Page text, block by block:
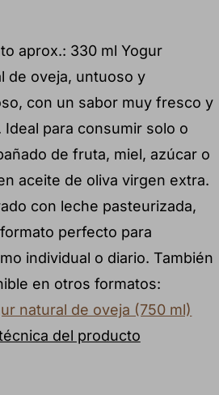
aprox.: 330 ml Yogur
de oveja, untuoso y
con un sabor muy fresco y
Ideal para consumir solo o
de fruta, miel, azúcar o
aceite de oliva virgen extra.
con leche pasteurizada,
perfecto para
individual o diario. También
en otros formatos:
natural de oveja (750 ml)
del producto